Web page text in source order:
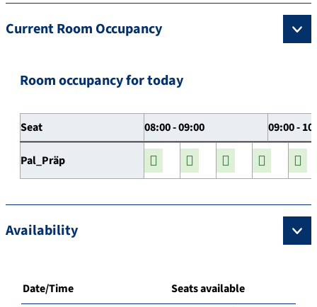
Current Room Occupancy
Room occupancy for today
Seat 08:00 - 09:00 09:00 -
Pal_Präp
Availability
Date/Time Seats available